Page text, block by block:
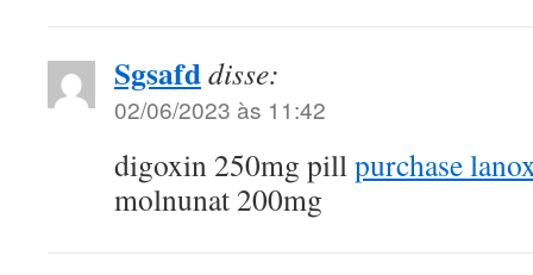
Sgsafddisse:
02/06/2023 às 11:42
digoxin 250mg pillpurchase
molnunat 200mg